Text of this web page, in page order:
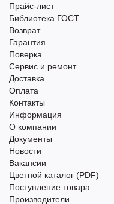
Прайс-лист
Библиотека ГОСТ
Возврат
Гарантия
Поверка
Сервис и ремонт
Доставка
Оплата
Контакты
Информация
О компании
Документы
Новости
Вакансии
Цветной каталог (PDF)
Поступление товара
Производители